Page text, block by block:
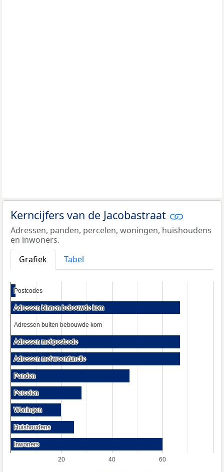
Kerncijfers van de Jacobastraat
Adressen, panden, percelen, woningen, huishoudens
en inwoners.
Grafiek
Tabel
20 40 60
Postcodes
Postcodes
Adressen binnen bebouwde kom
Adressen binnen bebouwde kom
Adressen buiten bebouwde kom
Adressen buiten bebouwde kom
Adressen met postcode
Adressen met postcode
Adressen met woonfunctie
Adressen met woonfunctie
Panden
Panden
Percelen
Percelen
Woningen
Woningen
Huishoudens
Huishoudens
Inwoners
Inwoners